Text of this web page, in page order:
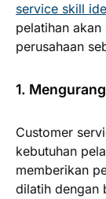
service skill
pelatihan
perusahaan
1.
Customer
kebutuhan
memberikan
dilatih dengan